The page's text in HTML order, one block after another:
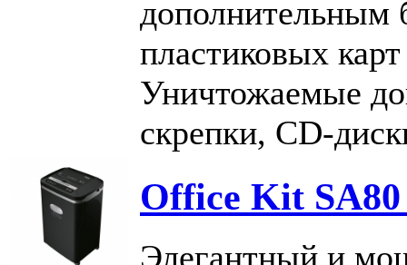
дополнительным
пластиковых
Уничтожаемые
скрепки, CD-
Office Kit SA80
Элегантный и